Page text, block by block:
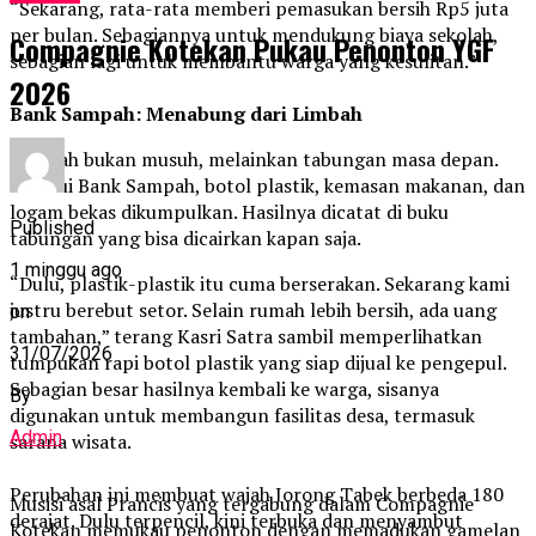
“Sekarang, rata-rata memberi pemasukan bersih Rp5 juta
per bulan. Sebagiannya untuk mendukung biaya sekolah,
sebagian lagi untuk membantu warga yang kesulitan.”
Bank Sampah: Menabung dari Limbah
Sampah bukan musuh, melainkan tabungan masa depan.
Melalui Bank Sampah, botol plastik, kemasan makanan, dan
logam bekas dikumpulkan. Hasilnya dicatat di buku
tabungan yang bisa dicairkan kapan saja.
“Dulu, plastik-plastik itu cuma berserakan. Sekarang kami
justru berebut setor. Selain rumah lebih bersih, ada uang
tambahan,” terang Kasri Satra sambil memperlihatkan
tumpukan rapi botol plastik yang siap dijual ke pengepul.
Sebagian besar hasilnya kembali ke warga, sisanya
digunakan untuk membangun fasilitas desa, termasuk
sarana wisata.
Perubahan ini membuat wajah Jorong Tabek berbeda 180
derajat. Dulu terpencil, kini terbuka dan menyambut
Compagnie Kotekan Pukau Penonton YGF
2026
Published
1 minggu ago
on
31/07/2026
By
Admin
Musisi asal Prancis yang tergabung dalam Compagnie
Kotekan memukau penonton dengan memadukan gamelan